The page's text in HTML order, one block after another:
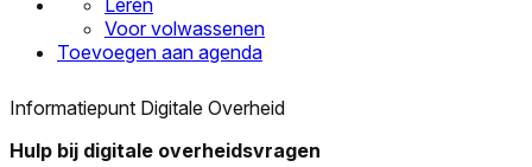
Leren
Voor volwassenen
Toevoegen aan agenda
Informatiepunt Digitale Overheid
Hulp bij digitale overheidsvragen